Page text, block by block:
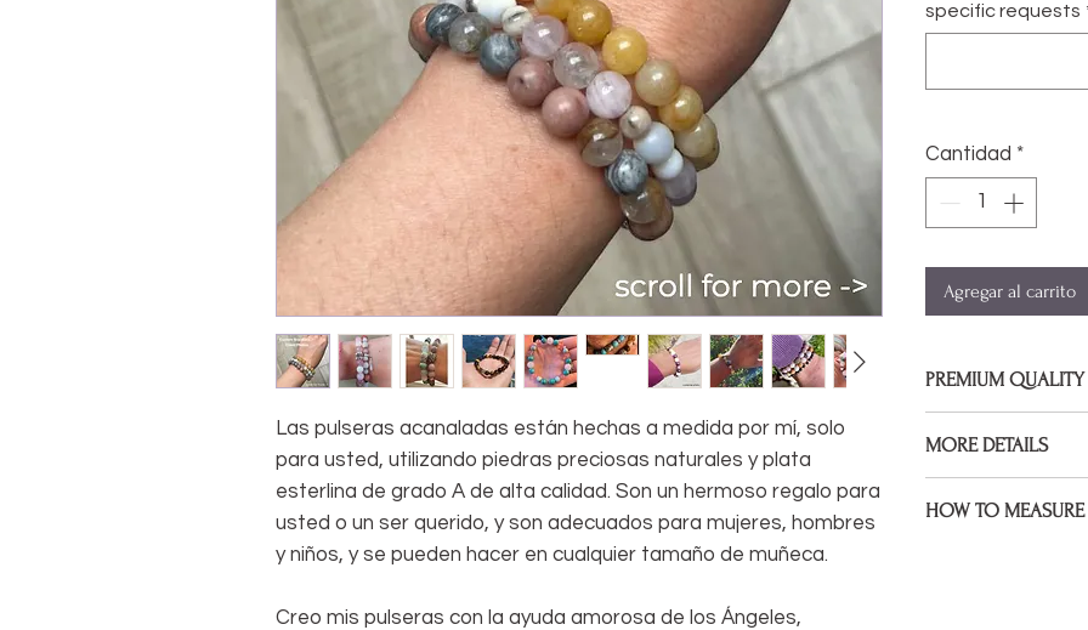
Las pulseras acanaladas están hechas a medida por mí, solo
para usted, utilizando piedras preciosas naturales y plata
esterlina de grado A de alta calidad. Son un hermoso regalo para
usted o un ser querido, y son adecuados para mujeres, hombres
y niños, y se pueden hacer en cualquier tamaño de muñeca.
Creo mis pulseras con la ayuda amorosa de los Ángeles,
specific requests
Cantidad *
Agregar al carrito
PREMIUM QUALITY
Gemstones, 925
assembled on
MORE DETAILS
size during check
HOW TO MEASURE